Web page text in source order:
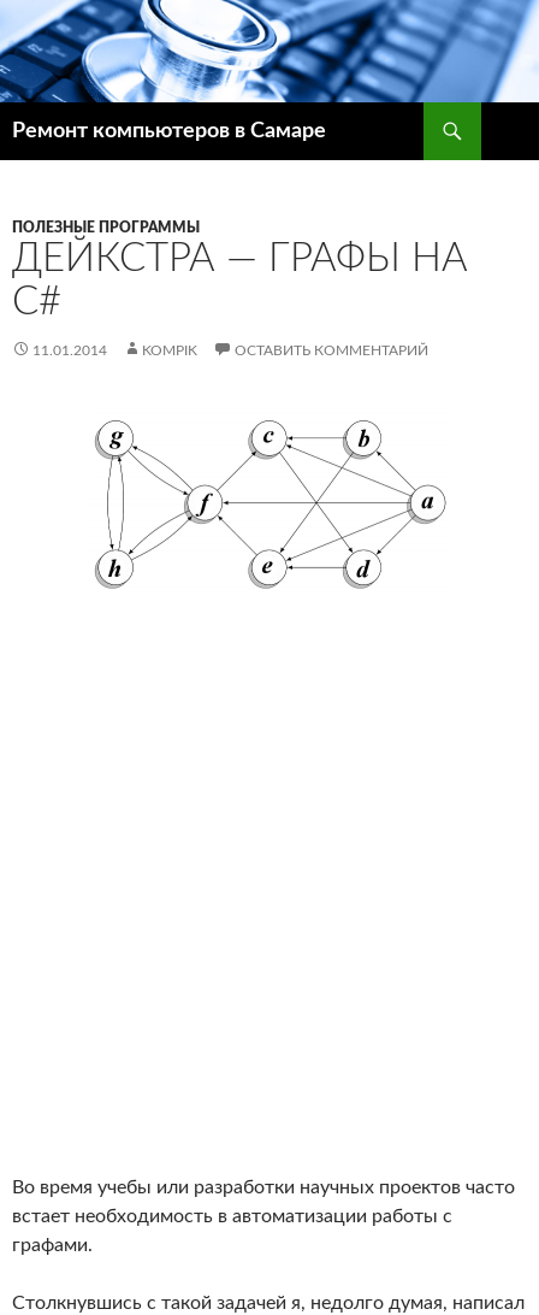
Ремонт компьютеров в Самаре
ПОЛЕЗНЫЕ ПРОГРАММЫ
ДЕЙКСТРА — ГРАФЫ НА
C#
11.01.2014 KOMPIK ОСТАВИТЬ КОММЕНТАРИЙ
Во время учебы или разработки научных проектов часто
встает необходимость в автоматизации работы с
графами.
Столкнувшись с такой задачей я, недолго думая, написал